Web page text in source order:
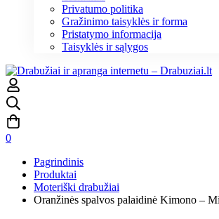
Privatumo politika
Gražinimo taisyklės ir forma
Pristatymo informacija
Taisyklės ir sąlygos
0
Pagrindinis
Produktai
Moteriški drabužiai
Oranžinės spalvos palaidinė Kimono –